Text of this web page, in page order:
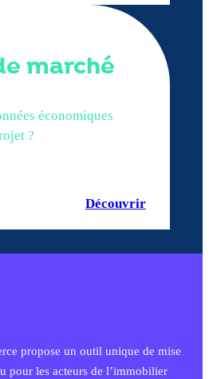
marché
économiques
?
Découvrir
propose un outil unique de mise
pour les acteurs de l’immobilier